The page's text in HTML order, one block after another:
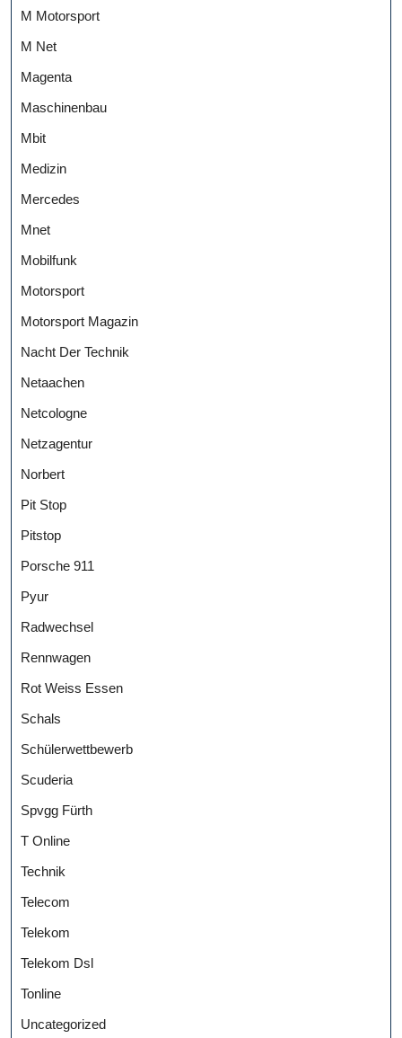
M Motorsport
M Net
Magenta
Maschinenbau
Mbit
Medizin
Mercedes
Mnet
Mobilfunk
Motorsport
Motorsport Magazin
Nacht Der Technik
Netaachen
Netcologne
Netzagentur
Norbert
Pit Stop
Pitstop
Porsche 911
Pyur
Radwechsel
Rennwagen
Rot Weiss Essen
Schals
Schülerwettbewerb
Scuderia
Spvgg Fürth
T Online
Technik
Telecom
Telekom
Telekom Dsl
Tonline
Uncategorized